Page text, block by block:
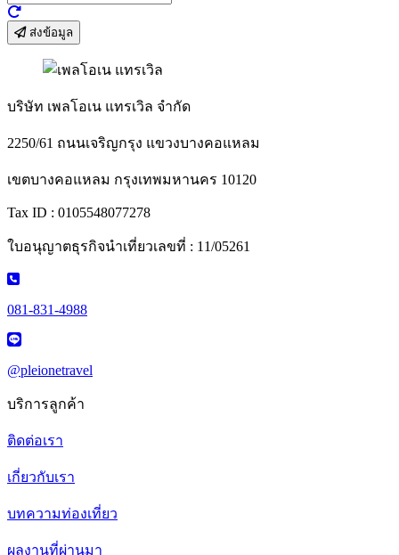
ส่งข้อมูล
บริษัท เพลโอเน แทรเวิล จำกัด
2250/61 ถนนเจริญกรุง แขวงบางคอแหลม
เขตบางคอแหลม กรุงเทพมหานคร 10120
Tax ID : 0105548077278
ใบอนุญาตธุรกิจนำเที่ยวเลขที่ : 11/05261
081-831-4988
@pleionetravel
บริการลูกค้า
ติดต่อเรา
เกี่ยวกับเรา
บทความท่องเที่ยว
ผลงานที่ผ่านมา